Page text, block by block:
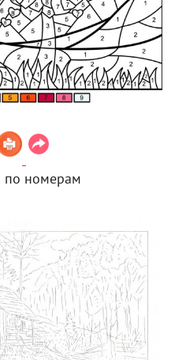
по номерам